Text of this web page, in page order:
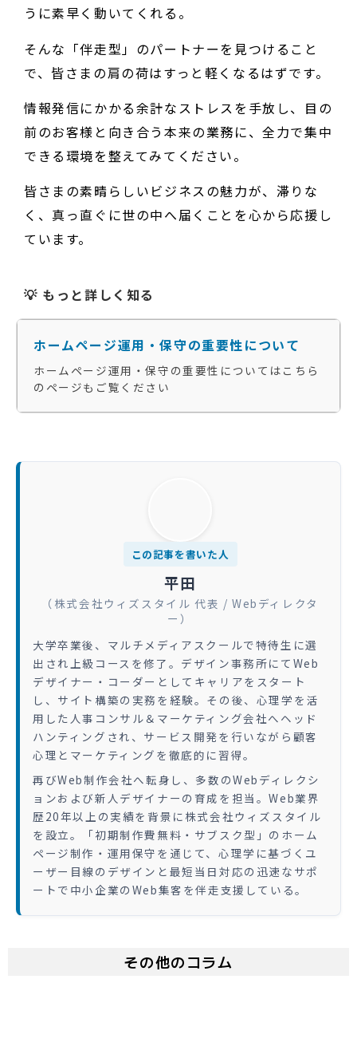
うに素早く動いてくれる。
そんな「伴走型」のパートナーを見つけること
で、皆さまの肩の荷はすっと軽くなるはずです。
情報発信にかかる余計なストレスを手放し、目の
前のお客様と向き合う本来の業務に、全力で集中
できる環境を整えてみてください。
皆さまの素晴らしいビジネスの魅力が、滞りな
く、真っ直ぐに世の中へ届くことを心から応援し
ています。
💡 もっと詳しく知る
ホームページ運用・保守の重要性について
ホームページ運用・保守の重要性についてはこちら
のページもご覧ください
この記事を書いた人
平田
（株式会社ウィズスタイル 代表 / Webディレクタ
ー）
大学卒業後、マルチメディアスクールで特待生に選
出され上級コースを修了。デザイン事務所にてWeb
デザイナー・コーダーとしてキャリアをスタート
し、サイト構築の実務を経験。その後、心理学を活
用した人事コンサル＆マーケティング会社へヘッド
ハンティングされ、サービス開発を行いながら顧客
心理とマーケティングを徹底的に習得。
再びWeb制作会社へ転身し、多数のWebディレクシ
ョンおよび新人デザイナーの育成を担当。Web業界
歴20年以上の実績を背景に株式会社ウィズスタイル
を設立。「初期制作費無料・サブスク型」のホーム
ページ制作・運用保守を通じて、心理学に基づくユ
ーザー目線のデザインと最短当日対応の迅速なサポ
ートで中小企業のWeb集客を伴走支援している。
その他のコラム